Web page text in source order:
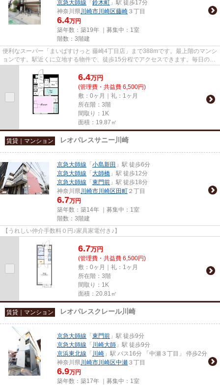
京急大師線 「 鈴木町 」駅 徒歩17分
神奈川県川崎市川崎区藤崎 ３丁目
6.4万円
築年数：築19年 ｜募集中： 1室
階数：3階建
便利なスーパー「まいばすけっと 藤崎4丁目店」まで388mです。最上階のマンシ
ョンです。駅近くに立地する物件で、徒歩15分程でアクセスできます。毎日のご
み捨てが楽になる敷地内ごみ...
6.4万円
(管理費・共益費 6,500円)
敷：0ヶ月｜礼：1ヶ月
所在階：3階
間取り：1K
面積：19.87㎡
賃貸｜マンション レオパレスサニー川崎
京急大師線 「 小島新田 」駅 徒歩6分
京急大師線 「 大師橋 」駅 徒歩12分
京急大師線 「 東門前 」駅 徒歩18分
神奈川県川崎市川崎区 田町 ２丁目
6.7万円
築年数：築14年 ｜募集中： 1室
階数：3階建
【うれしい仲介手数料０円♪家具家電付き♪】
6.7万円
(管理費・共益費 6,500円)
敷：0ヶ月｜礼：1ヶ月
所在階：3階
間取り：1K
面積：20.81㎡
賃貸｜マンション レオパレスクレール川崎
京急大師線 「 東門前 」駅 徒歩9分
京急大師線 「 川崎大師 」駅 徒歩9分
京浜東北線 「 川崎 」駅 バス16分 「中瀬３丁目」 停歩2分
神奈川県川崎市川崎区中瀬 ３丁目
6.9万円
築年数：築17年 ｜募集中： 1室